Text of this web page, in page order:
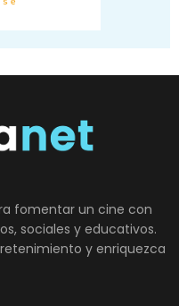
fomentar un cine con
sociales y educativos.
y enriquezca